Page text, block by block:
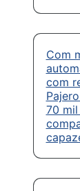
Com
com
70 mil